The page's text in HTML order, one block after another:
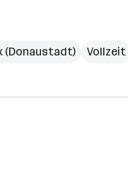
(Donaustadt) Vollzeit